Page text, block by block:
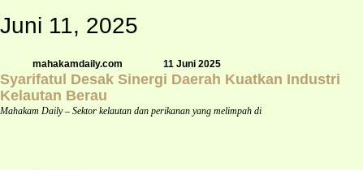
Juni 11, 2025
mahakamdaily.com 11 Juni 2025
Syarifatul Desak Sinergi Daerah Kuatkan Industri
Kelautan Berau
Mahakam Daily – Sektor kelautan dan perikanan yang melimpah di